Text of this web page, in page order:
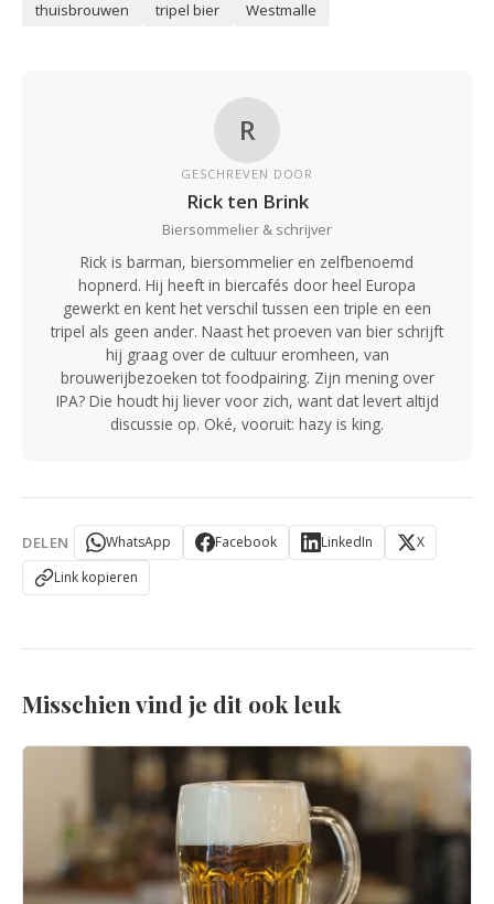
thuisbrouwen tripel bier Westmalle
R
GESCHREVEN DOOR
Rick ten Brink
Biersommelier & schrijver
Rick is barman, biersommelier en zelfbenoemd
hopnerd. Hij heeft in biercafés door heel Europa
gewerkt en kent het verschil tussen een triple en een
tripel als geen ander. Naast het proeven van bier schrijft
hij graag over de cultuur eromheen, van
brouwerijbezoeken tot foodpairing. Zijn mening over
IPA? Die houdt hij liever voor zich, want dat levert altijd
discussie op. Oké, vooruit: hazy is king.
DELEN WhatsApp Facebook LinkedIn
X
Link kopieren
Misschien vind je dit ook leuk